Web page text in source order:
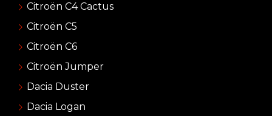
Citroën C4 Cactus
Citroën C5
Citroën C6
Citroën Jumper
Dacia Duster
Dacia Logan